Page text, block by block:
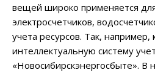
вещей широко применяется
электросчетчиков,
учета ресурсов. Так,
интеллектуальную систему
«Новосибирскэнергосбыте». В